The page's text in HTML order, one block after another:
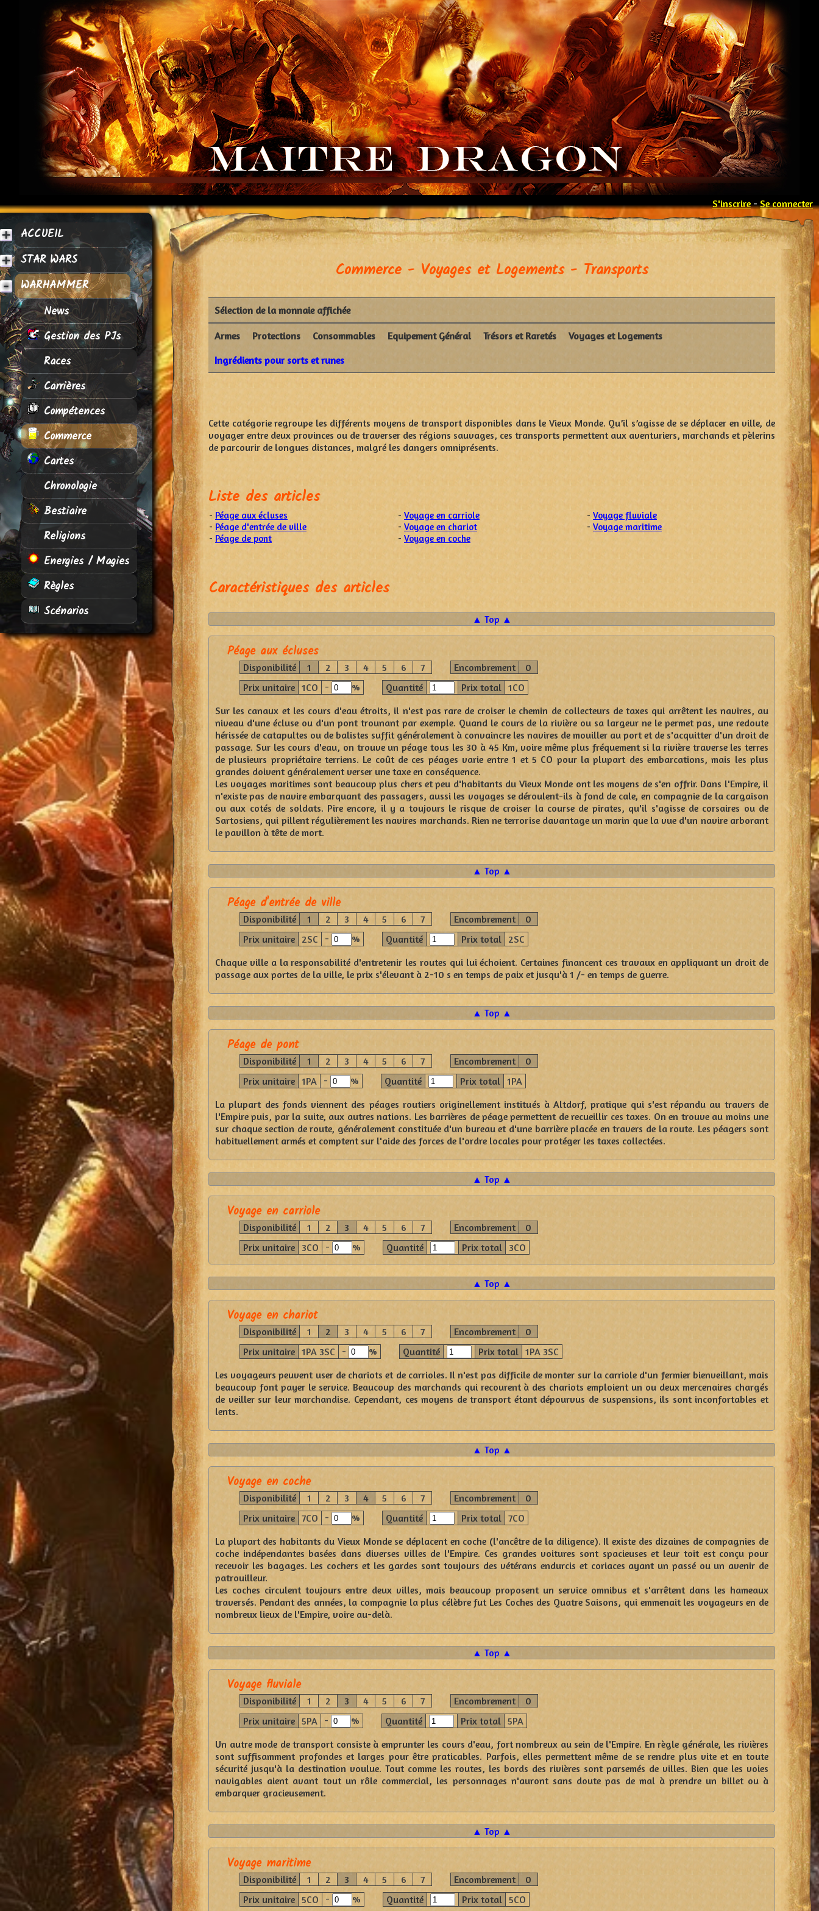
ACCUEIL
STAR WARS
WARHAMMER
News
Gestion des PJs
Races
Carrières
Compétences
Commerce
Cartes
Chronologie
Bestiaire
Religions
Energies / Magies
Règles
Scénarios
S'inscrire-Se connecter
Commerce - Voyages et Logements - Transports
Sélection de la monnaie affichée
Armes Protections Consommables Equipement Général Trésors et Raretés
Voyages et Logements
Ingrédients pour sorts et runes
Cette catégorie regroupe les différents moyens de transport disponibles dans le Vieux Monde. Qu’il s’agisse de se déplacer en ville, de
voyager entre deux provinces ou de traverser des régions sauvages, ces transports permettent aux aventuriers, marchands et pèlerins
de parcourir de longues distances, malgré les dangers omniprésents.
Liste des articles
- Péage aux écluses
- Péage d'entrée de ville
- Péage de pont
- Voyage en carriole
- Voyage en chariot
- Voyage en coche
- Voyage fluviale
- Voyage maritime
Caractéristiques des articles
▲ Top ▲
Péage aux écluses
Disponibilité 1 2 3 4 5 6 7 Encombrement
0
Prix unitaire 1CO - % Quantité Prix total 1CO
Sur les canaux et les cours d'eau étroits, il n'est pas rare de croiser le chemin de collecteurs de taxes qui arrêtent les navires, au
niveau d'une écluse ou d'un pont trounant par exemple. Quand le cours de la rivière ou sa largeur ne le permet pas, une redoute
hérissée de catapultes ou de balistes suffit généralement à convaincre les navires de mouiller au port et de s'acquitter d'un droit de
passage. Sur les cours d'eau, on trouve un péage tous les 30 à 45 Km, voire même plus fréquement si la rivière traverse les terres
de plusieurs propriétaire terriens. Le coût de ces péages varie entre 1 et 5 CO pour la plupart des embarcations, mais les plus
grandes doivent généralement verser une taxe en conséquence.
Les voyages maritimes sont beaucoup plus chers et peu d'habitants du Vieux Monde ont les moyens de s'en offrir. Dans l'Empire, il
n'existe pas de navire embarquant des passagers, aussi les voyages se déroulent-ils à fond de cale, en compagnie de la cargaison
ou aux cotés de soldats. Pire encore, il y a toujours le risque de croiser la course de pirates, qu'il s'agisse de corsaires ou de
Sartosiens, qui pillent régulièrement les navires marchands. Rien ne terrorise davantage un marin que la vue d'un navire arborant
le pavillon à tête de mort.
▲ Top ▲
Péage d'entrée de ville
Disponibilité 1 2 3 4 5 6 7 Encombrement
0
Prix unitaire 2SC - % Quantité Prix total 2SC
Chaque ville a la responsabilité d'entretenir les routes qui lui échoient. Certaines financent ces travaux en appliquant un droit de
passage aux portes de la ville, le prix s'élevant à 2-10 s en temps de paix et jusqu'à 1 /- en temps de guerre.
▲ Top ▲
Péage de pont
Disponibilité 1 2 3 4 5 6 7 Encombrement
0
Prix unitaire 1PA - % Quantité Prix total 1PA
La plupart des fonds viennent des péages routiers originellement institués à Altdorf, pratique qui s'est répandu au travers de
l'Empire puis, par la suite, aux autres nations. Les barrières de péage permettent de recueillir ces taxes. On en trouve au moins une
sur chaque section de route, généralement constituée d'un bureau et d'une barrière placée en travers de la route. Les péagers sont
habituellement armés et comptent sur l'aide des forces de l'ordre locales pour protéger les taxes collectées.
▲ Top ▲
Voyage en carriole
Disponibilité 1 2 3 4 5 6 7 Encombrement
0
Prix unitaire 3CO - % Quantité Prix total 3CO
▲ Top ▲
Voyage en chariot
Disponibilité 1 2 3 4 5 6 7 Encombrement
0
Prix unitaire 1PA 3SC - % Quantité Prix total 1PA 3SC
Les voyageurs peuvent user de chariots et de carrioles. Il n'est pas difficile de monter sur la carriole d'un fermier bienveillant, mais
beaucoup font payer le service. Beaucoup des marchands qui recourent à des chariots emploient un ou deux mercenaires chargés
de veiller sur leur marchandise. Cependant, ces moyens de transport étant dépourvus de suspensions, ils sont inconfortables et
lents.
▲ Top ▲
Voyage en coche
Disponibilité 1 2 3 4 5 6 7 Encombrement
0
Prix unitaire 7CO - % Quantité Prix total 7CO
La plupart des habitants du Vieux Monde se déplacent en coche (l'ancêtre de la diligence). Il existe des dizaines de compagnies de
coche indépendantes basées dans diverses villes de l'Empire. Ces grandes voitures sont spacieuses et leur toit est conçu pour
recevoir les bagages. Les cochers et les gardes sont toujours des vétérans endurcis et coriaces ayant un passé ou un avenir de
patrouilleur.
Les coches circulent toujours entre deux villes, mais beaucoup proposent un service omnibus et s'arrêtent dans les hameaux
traversés. Pendant des années, la compagnie la plus célèbre fut Les Coches des Quatre Saisons, qui emmenait les voyageurs en de
nombreux lieux de l'Empire, voire au-delà.
▲ Top ▲
Voyage fluviale
Disponibilité 1 2 3 4 5 6 7 Encombrement
0
Prix unitaire 5PA - % Quantité Prix total 5PA
Un autre mode de transport consiste à emprunter les cours d'eau, fort nombreux au sein de l'Empire. En règle générale, les rivières
sont suffisamment profondes et larges pour être praticables. Parfois, elles permettent même de se rendre plus vite et en toute
sécurité jusqu'à la destination voulue. Tout comme les routes, les bords des rivières sont parsemés de villes. Bien que les voies
navigables aient avant tout un rôle commercial, les personnages n'auront sans doute pas de mal à prendre un billet ou à
embarquer gracieusement.
▲ Top ▲
Voyage maritime
Disponibilité 1 2 3 4 5 6 7 Encombrement
0
Prix unitaire 5CO - % Quantité Prix total 5CO